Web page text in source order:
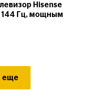
Hisense
144 Гц, мощным
еще